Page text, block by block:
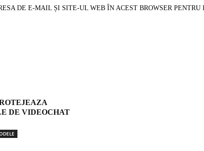
DE E-MAIL ȘI SITE-UL WEB ÎN ACEST BROWSER PENTRU
DE VIDEOCHAT